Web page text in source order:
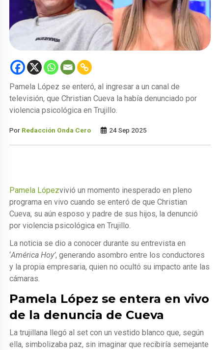
Pamela López se enteró, al ingresar a un canal de
televisión, que Christian Cueva la había denunciado por
violencia psicológica en Trujillo.
Por Redacción Onda Cero 24 Sep 2025
Pamela Lópezvivió un momento inesperado en pleno
programa en vivo cuando se enteró de que Christian
Cueva, su aún esposo y padre de sus hijos, la denunció
por violencia psicológica en Trujillo.
La noticia se dio a conocer durante su entrevista en
‘América Hoy’, generando asombro entre los conductores
y la propia empresaria, quien no ocultó su impacto ante las
cámaras.
Pamela López se entera en vivo
de la denuncia de Cueva
La trujillana llegó al set con un vestido blanco que, según
ella, simbolizaba paz, sin imaginar que recibiría semejante